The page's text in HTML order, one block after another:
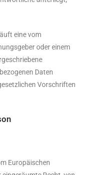
eine vom
oder einem
Daten
Vorschriften
Europäischen